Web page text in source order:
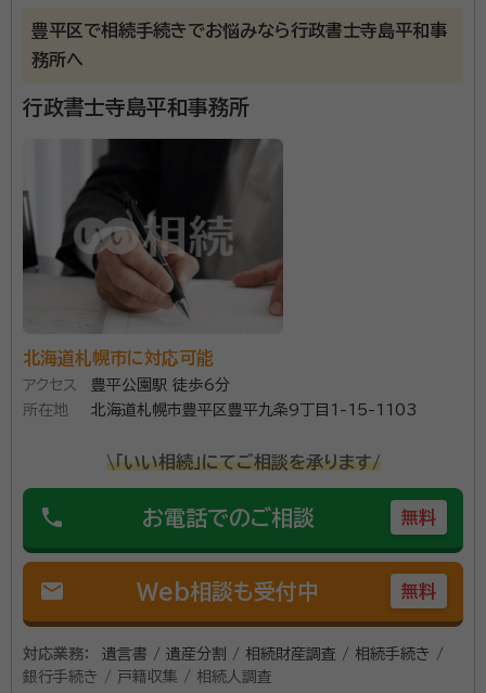
札幌市内・小樽エリアを中心に、相続手続き・遺言書作成
のご相談を承っています。平日夜間や土日のご相談も対
応可能です。 また、ご相談内容によりましては、弁護士・
にご相談ください。
行政書士
所属団体： 北海道行政書士会
豊平区で相続手続きでお悩みなら行政書士寺島平和事
務所へ
行政書士寺島平和事務所
北海道札幌市に対応可能
アクセス
豊平公園駅 徒歩6分
所在地
北海道札幌市豊平区豊平九条9丁目1-15-1103
\「いい相続」にてご相談を承ります/
phone お電話でのご相談 無料
mail Web相談も受付中 無料
対応業務：
遺言書 / 遺産分割 / 相続財産調査 / 相続手続き /
銀行手続き / 戸籍収集 / 相続人調査